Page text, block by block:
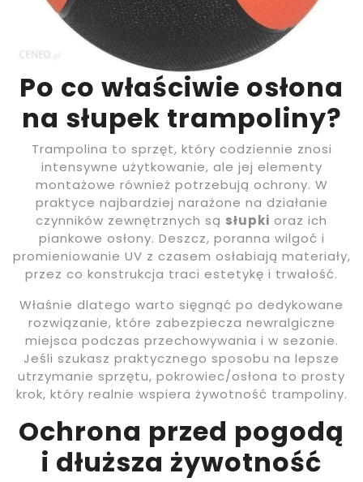
Po co właściwie osłona
na słupek trampoliny?
Trampolina to sprzęt, który codziennie znosi
intensywne użytkowanie, ale jej elementy
montażowe również potrzebują ochrony. W
praktyce najbardziej narażone na działanie
czynników zewnętrznych są słupki oraz ich
piankowe osłony. Deszcz, poranna wilgoć i
promieniowanie UV z czasem osłabiają materiały,
przez co konstrukcja traci estetykę i trwałość.
Właśnie dlatego warto sięgnąć po dedykowane
rozwiązanie, które zabezpiecza newralgiczne
miejsca podczas przechowywania i w sezonie.
Jeśli szukasz praktycznego sposobu na lepsze
utrzymanie sprzętu, pokrowiec/osłona to prosty
krok, który realnie wspiera żywotność trampoliny.
Ochrona przed pogodą
i dłuższa żywotność